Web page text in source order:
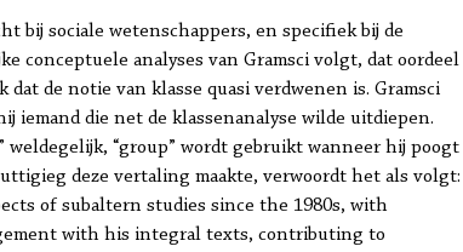
bij sociale wetenschappers, en specifiek bij de
conceptuele analyses van Gramsci volgt, dat oordeel
de notie van klasse quasi verdwenen is. Gramsci
iemand die net de klassenanalyse wilde uitdiepen.
weldegelijk, “group” wordt gebruikt wanneer hij poogt
deze vertaling maakte, verwoordt het als volgt:
of subaltern studies since the 1980s, with
with his integral texts, contributing to